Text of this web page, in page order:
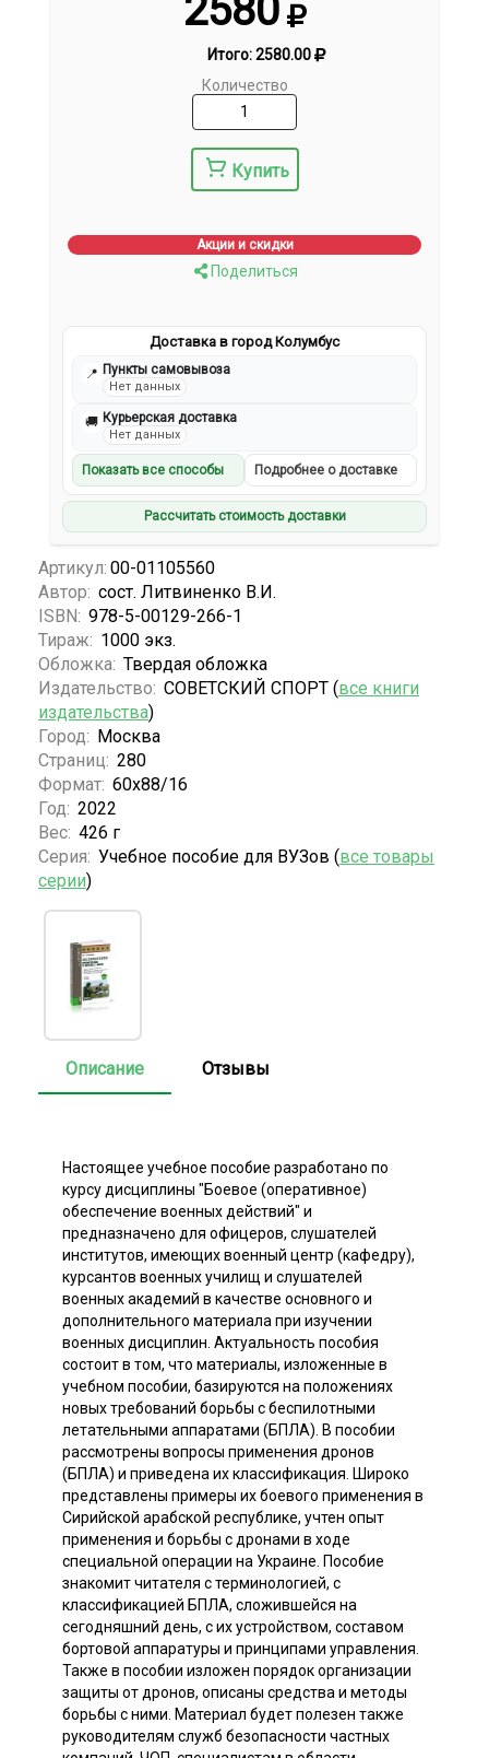
2580
Итого:2580.00
Количество
Купить
Акции и скидки
Поделиться
Доставка в город Колумбус
📍 Пункты самовывоза
Нет данных
🚚 Курьерская доставка
Нет данных
Показать все способы Подробнее о доставке
Рассчитать стоимость доставки
Артикул: 00-01105560
Автор: сост. Литвиненко В.И.
ISBN: 978-5-00129-266-1
Тираж: 1000 экз.
Обложка: Твердая обложка
Издательство: СОВЕТСКИЙ СПОРТ (все книги
издательства)
Город: Москва
Страниц: 280
Формат: 60х88/16
Год: 2022
Вес: 426 г
Серия: Учебное пособие для ВУЗов (все товары
серии)
Описание Отзывы
Настоящее учебное пособие разработано по
курсу дисциплины "Боевое (оперативное)
обеспечение военных действий" и
предназначено для офицеров, слушателей
институтов, имеющих военный центр (кафедру),
курсантов военных училищ и слушателей
военных академий в качестве основного и
дополнительного материала при изучении
военных дисциплин. Актуальность пособия
состоит в том, что материалы, изложенные в
учебном пособии, базируются на положениях
новых требований борьбы с беспилотными
летательными аппаратами (БПЛА). В пособии
рассмотрены вопросы применения дронов
(БПЛА) и приведена их классификация. Широко
представлены примеры их боевого применения в
Сирийской арабской республике, учтен опыт
применения и борьбы с дронами в ходе
специальной операции на Украине. Пособие
знакомит читателя с терминологией, с
классификацией БПЛА, сложившейся на
сегодняшний день, с их устройством, составом
бортовой аппаратуры и принципами управления.
Также в пособии изложен порядок организации
защиты от дронов, описаны средства и методы
борьбы с ними. Материал будет полезен также
руководителям служб безопасности частных